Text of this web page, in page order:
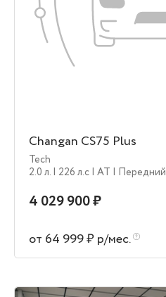
Changan CS75 Plus
Tech
2.0 л. | 226 л.c | AT | Передний
4 029 900 ₽
от 64 999 ₽ р/мес.